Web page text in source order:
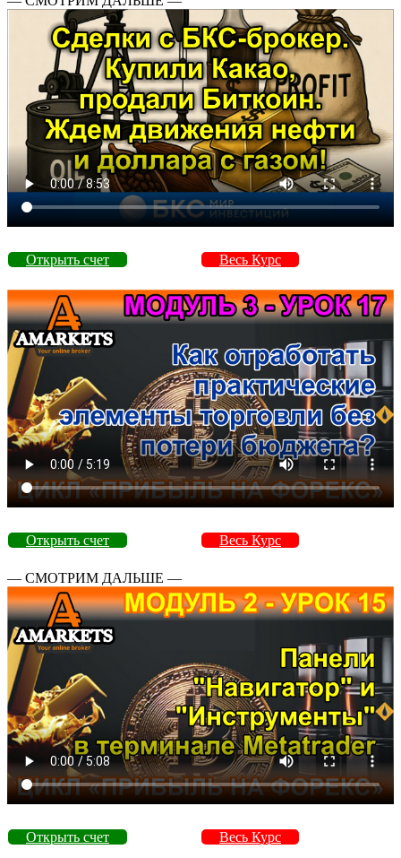
Открыть счет Весь Курс
Открыть счет Весь Курс
— СМОТРИМ ДАЛЬШЕ —
Открыть счет Весь Курс